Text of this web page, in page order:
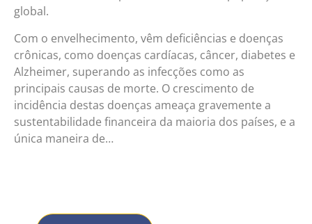
global.
Com o envelhecimento, vêm deficiências e doenças
crônicas, como doenças cardíacas, câncer, diabetes e
Alzheimer, superando as infecções como as
principais causas de morte. O crescimento de
incidência destas doenças ameaça gravemente a
sustentabilidade financeira da maioria dos países, e a
única maneira de…